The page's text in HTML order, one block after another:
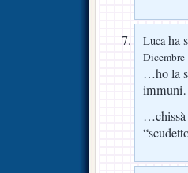
Lucaha
Dicembre
…ho la
…chissà